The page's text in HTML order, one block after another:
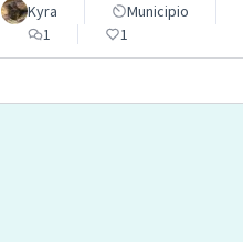
Kyra Municipio
1
1